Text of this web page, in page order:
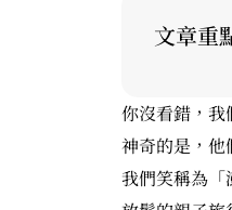
文章重
你沒看錯，我
神奇的是，
我們笑稱為「